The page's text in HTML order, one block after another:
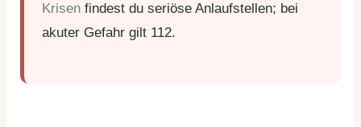
Krisenfindest du seriöse Anlaufstellen; bei
akuter Gefahr gilt 112.